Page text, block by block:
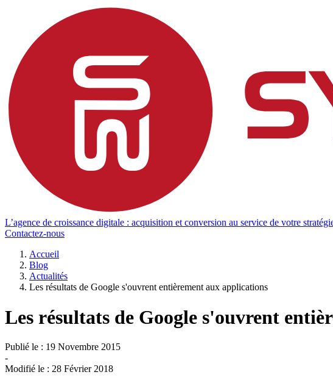
L’agence de croissance digitale : acquisition et conversion au service de votre
Contactez-nous
Accueil
Blog
Actualités
Les résultats de Google s'ouvrent entièrement aux applications
Les résultats de Google s'ouvrent
Publié le : 19 Novembre 2015
-
Modifié le : 28 Février 2018